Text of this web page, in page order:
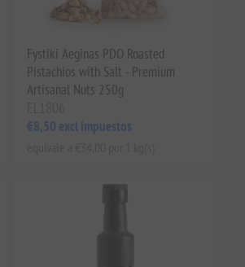
Fystiki Aeginas PDO Roasted
Pistachios with Salt - Premium
Artisanal Nuts 250g
€8,50 excl impuestos